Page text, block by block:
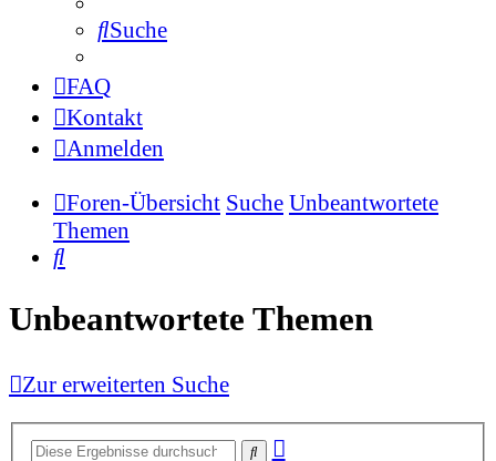
Suche
FAQ
Kontakt
Anmelden
Foren-Übersicht Suche Unbeantwortete
Themen
Unbeantwortete Themen
Zur erweiterten Suche
SucheErweiterte